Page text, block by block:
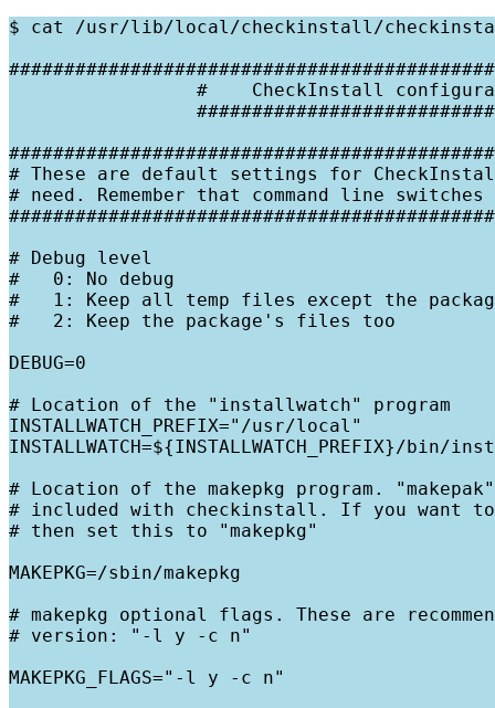
$ cat /usr/lib/local/checkinstall/
#    CheckInstall
# These are default settings for
# need. Remember that command line
# Debug level
#   0: No debug
#   1: Keep all temp files except the
#   2: Keep the package's files too
DEBUG=0
# Location of the "installwatch" program
INSTALLWATCH_PREFIX="/usr/local"
INSTALLWATCH=${INSTALLWATCH_PREFIX}/bin/
# Location of the makepkg program.
# included with checkinstall. If you want to
# then set this to "makepkg"
MAKEPKG=/sbin/makepkg
# makepkg optional flags. These are
# version: "-l y -c n"
MAKEPKG_FLAGS="-l y -c n"